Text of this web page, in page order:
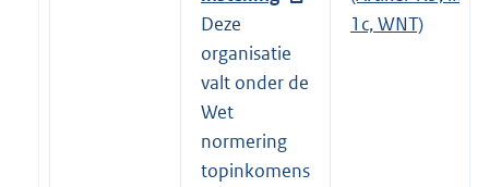
t
e
r
n
e
l
Deze
organisatie
valt onder de
Wet
normering
topinkomens
1c, WNT)